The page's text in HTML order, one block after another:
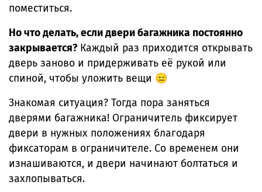
поместиться.
Но что делать, если двери багажника постоянно
закрывается? Каждый раз приходится открывать
дверь заново и придерживать её рукой или
спиной, чтобы уложить вещи 😑
Знакомая ситуация? Тогда пора заняться
дверями багажника! Ограничитель фиксирует
двери в нужных положениях благодаря
фиксаторам в ограничителе. Со временем они
изнашиваются, и двери начинают болтаться и
захлопываться.